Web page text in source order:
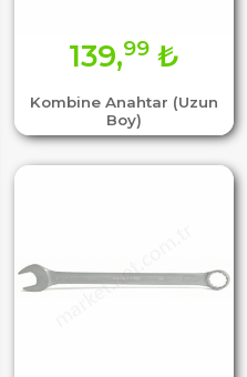
Kombine Anahtar (Uzun
Boy)
139,99 ₺